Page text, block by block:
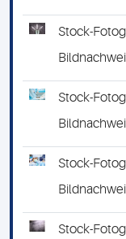
Stock-
Stock-
Stock-
Stock-